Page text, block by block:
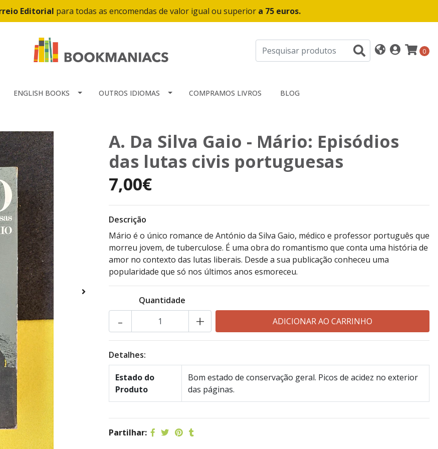
Editorial para todas as encomendas de valor igual ou superior a 75 euros.
0
ENGLISH BOOKS OUTROS IDIOMAS COMPRAMOS LIVROS BLOG
A. Da Silva Gaio - Mário: Episódios
das lutas civis portuguesas
7,00€
Descrição
Mário é o único romance de António da Silva Gaio, médico e professor português que
morreu jovem, de tuberculose. É uma obra do romantismo que conta uma história de
amor no contexto das lutas liberais. Desde a sua publicação conheceu uma
popularidade que só nos últimos anos esmoreceu.
Quantidade
+
-
Detalhes:
Estado do
Produto
Bom estado de conservação geral. Picos de acidez no exterior
das páginas.
Partilhar: